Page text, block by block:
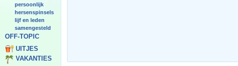
persoonlijk
hersenspinsels
lijf en leden
samengesteld
OFF-TOPIC
UITJES
VAKANTIES